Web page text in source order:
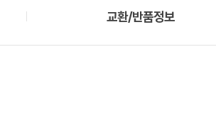
교환/반품정보